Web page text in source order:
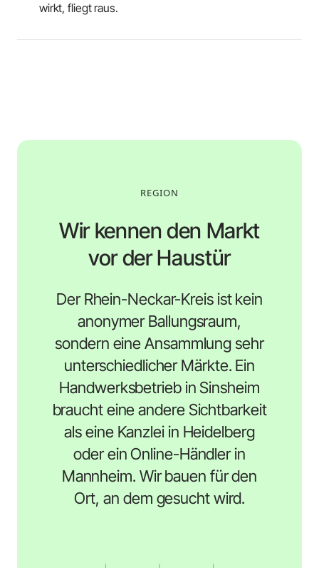
wirkt, fliegt raus.
REGION
Wir kennen den Markt
vor der Haustür
Der Rhein-Neckar-Kreis ist kein
anonymer Ballungsraum,
sondern eine Ansammlung sehr
unterschiedlicher Märkte. Ein
Handwerksbetrieb in Sinsheim
braucht eine andere Sichtbarkeit
als eine Kanzlei in Heidelberg
oder ein Online-Händler in
Mannheim. Wir bauen für den
Ort, an dem gesucht wird.